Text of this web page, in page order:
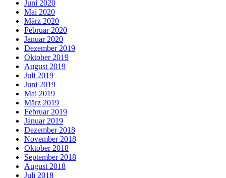
Juni 2020
Mai 2020
März 2020
Februar 2020
Januar 2020
Dezember 2019
Oktober 2019
August 2019
Juli 2019
Juni 2019
Mai 2019
März 2019
Februar 2019
Januar 2019
Dezember 2018
November 2018
Oktober 2018
September 2018
August 2018
Juli 2018